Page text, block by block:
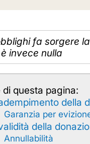
fa sorgere
invece nulla
di questa pagina:
della
Garanzia per
della
Annullabilità